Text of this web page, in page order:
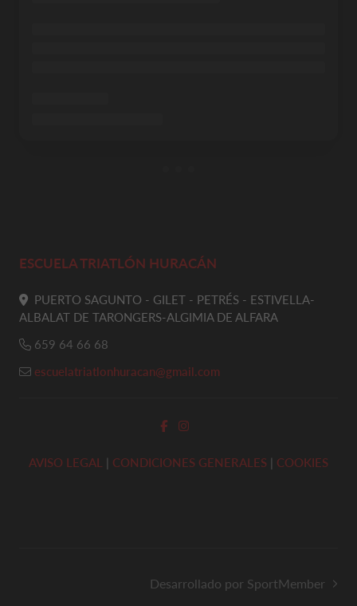
ESCUELA TRIATLÓN HURACÁN
PUERTO SAGUNTO - GILET - PETRÉS - ESTIVELLA-
ALBALAT DE TARONGERS-ALGIMIA DE ALFARA
659 64 66 68
escuelatriatlonhuracan@gmail.com
AVISO LEGAL | CONDICIONES GENERALES | COOKIES
Desarrollado por SportMember